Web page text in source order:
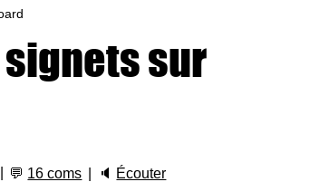
signets sur
💬 16 coms 🔈 Écouter